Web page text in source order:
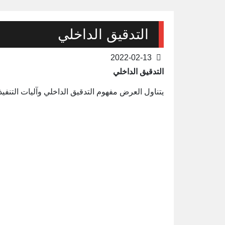
التدقيق الداخلي
التدقيق الداخلي
يتناول العرض مفهوم التدقيق الداخلي وآليات